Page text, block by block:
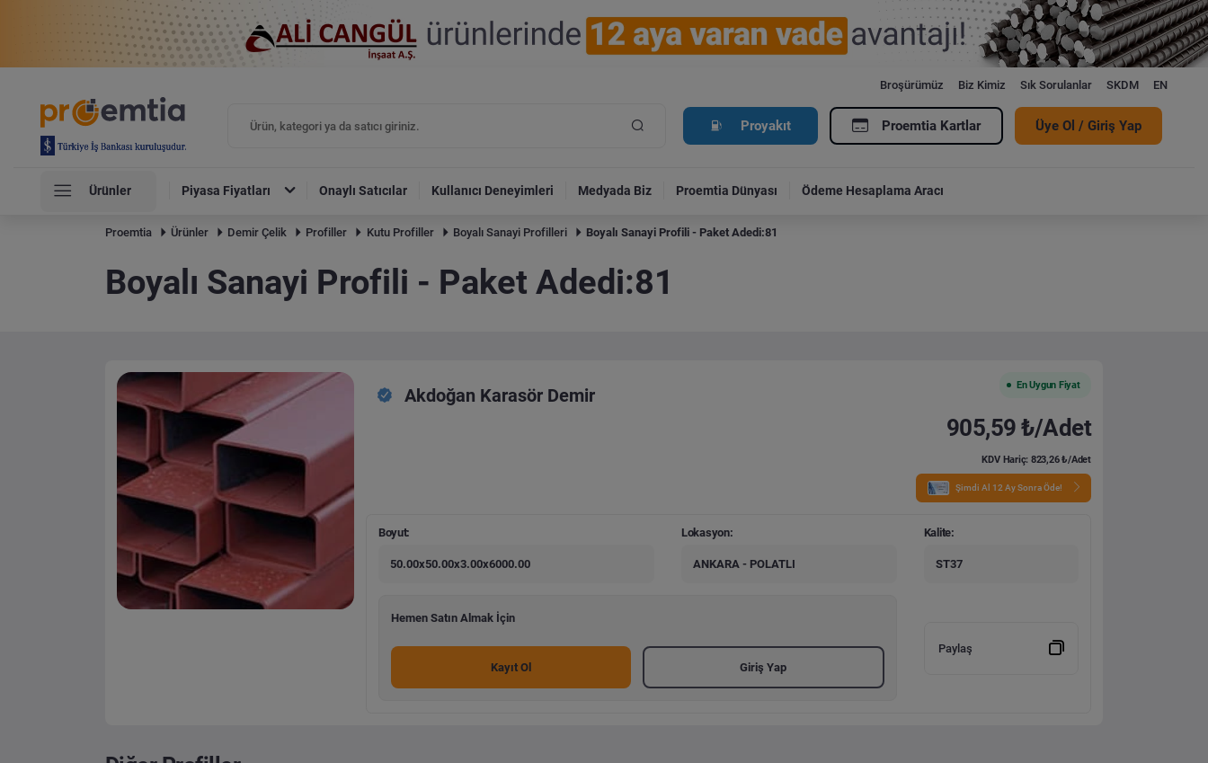
Broşürümüz Biz Kimiz Sık Sorulanlar SKDM EN
Proyakıt Proemtia Kartlar Üye Ol / Giriş Yap
Ürünler Piyasa Fiyatları Onaylı Satıcılar Kullanıcı Deneyimleri Medyada Biz Proemtia Dünyası Ödeme Hesaplama Aracı
Proemtia Ürünler Demir Çelik Profiller Kutu Profiller Boyalı Sanayi Profilleri Boyalı Sanayi Profili - Paket Adedi:81
Boyalı Sanayi Profili - Paket Adedi:81
Akdoğan Karasör Demir
En Uygun Fiyat
905,59 ₺/Adet
KDV Hariç: 823,26 ₺/Adet
Şimdi Al 12 Ay Sonra Öde!
Boyut:
50.00x50.00x3.00x6000.00
Lokasyon:
ANKARA - POLATLI
Kalite:
ST37
Hemen Satın Almak İçin
Kayıt Ol Giriş Yap
Paylaş